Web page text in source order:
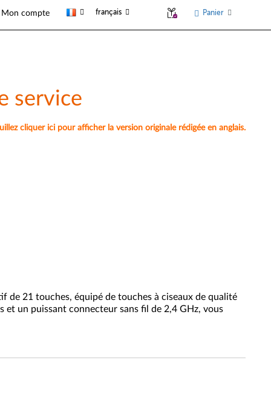
Mon compte français Panier
service
cliquer ici pour afficher la version originale rédigée en anglais.
21 touches, équipé de touches à ciseaux de qualité
un puissant connecteur sans fil de 2,4 GHz, vous